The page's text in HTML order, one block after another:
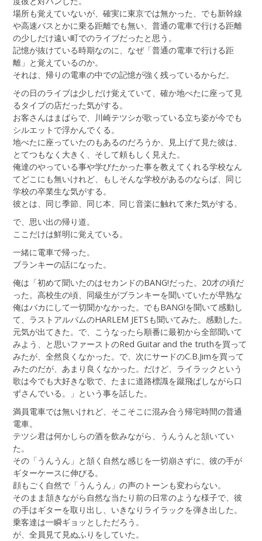
場所も覚えていないが、確実に東京では無かった、でも新幹線
や高速バスとかに乗る距離でも無い、普通の電車で行ける距離
の少しだけ遠い町でのライブだったと思う。
記憶が抜けている時期なのに、なぜ「普通の電車で行ける距
離」と覚えているのか。
それは、帰りの電車の中での記憶が強く残っているからだ。
その日のライブは少しだけ覚えていて、確か地べたに座って見
るタイプの店だった気がする。
お客さんはまばらで、川崎テツシが歌っている立ち姿が今でも
シルエットで浮かんでくる。
地べたに座っていたのもあるのだろうか、見上げて見た彼は、
とてつもなく大きく、そして頼もしく見えた。
俺達のやっている事や学びたかった事を教えてくれる学校なん
てどこにも無いけれど、もしそんな学校があるのならば、同じ
学校の卒業生な気がする。
彼とは、同じ季節、同じ本、同じ音楽に触れて来た気がする。
で、思い出の帰り道。
ここだけは鮮明に覚えている。
一緒に電車で帰った。
ブランキーの話になった。
俺は「初めて聞いたのはセカンドのBANG!だった。20才の頃だ
った。高校生の頃、同級生がブランキーを聞いていたが早熟な
俺はバカにして一切聞かなかった。でもBANG!を聞いて感動し
て、ラストアルバムのHARLEM JETSも聞いてみた。感動した。
元気が出てきた。で、こうなったら順番に最初から全部聞いて
みよう、と思いファーストのRed Guitar and the truthを買って
みたが、全然良くなかった。で、次にサードのC.B.Jimを買って
みたのだが、あまり良くなかった。だけど、ライラックという
歌は今でも大好きな歌で、たまに道路標識を蹴飛ばしながら口
ずさんでいる。」という事を話した。
満員電車では無いけれど、そこそこに混み合う帰宅時間の普通
電車。
テツシ君は何かしらの酒を飲みながら、うんうんと頷いてい
た。
その「うんうん」と頷く自然な感じを一切崩さずに、彼の手が
ギターケースに伸びる。
顔もごく自然で「うんうん」の声のトーンも変わらない。
そのまま頷きながら自然な当たり前の日常のような様子で、彼
の手はギターを取り出し、いきなりライラックを弾き出した。
乗客達は一瞬ギョッとしただろう。
が、全員見て見ぬふりをしていた。